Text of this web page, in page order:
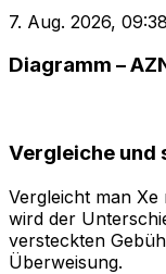
7. Aug. 2026,
Diagramm –
Vergleiche und
Vergleicht man
wird der
versteckten
Überweisung.